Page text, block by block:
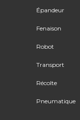
Épandeur
Fenaison
Robot
Transport
Récolte
Pneumatique